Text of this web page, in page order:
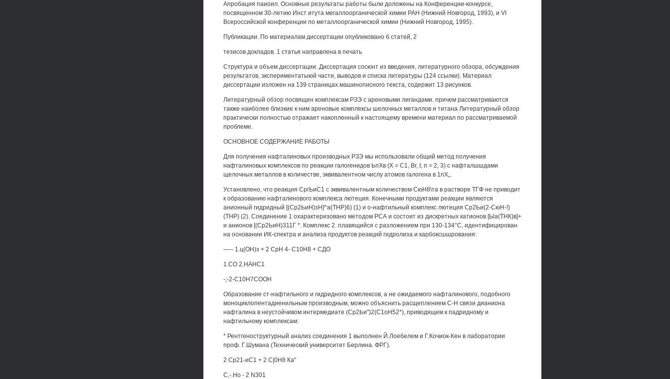
Апробация паиоил. Основные результаты работы были доложены на Конференции-конкурсе,
посвященном 30-летию Инст итута мегаллоорганической химии РАН (Нижний Новгород, 1993), и VI
Всероссийской конференции по металлоорганической химии (Нижний Новгород, 1995).
Публикации. По материалам диссертации опубликовано б статей, 2
тезисов докладов. 1 статья направлена в печать
Структура и объем диссертации. Диссертация сосюнт из введения, литературного обзора, обсуждения
результатов, экспериментатыюй части, выводов и списка литературы (124 ссылки). Материал
диссертации изложен на 139 страницах машинописного текста, содержит 13 рисунков.
Литературный обзор посвящен комплексам РЗЭ с ареновыми лигандами. причем рассматриваются
также наиболее близкие к ним ареновые комплексы шелочных металлов и титана Литературный обзор
практически полностью отражает накопленный к настоящему времени материал по рассматриваемой
проблеме.
ОСНОВНОЕ СОДЕРЖАНИЕ РАБОТЫ
Для получения нафталиновых производных РЗЭ мы использовали общий метод получения
нафталиновых комплексов по реакции галогенидов ЬпХв (X = С1, Вг, I; п = 2, 3) с нафталшшдами
щелочных металлов в количестве, эквивалентном числу атомов галогена в 1пХ„.
Установлено, что реакция СргЬиС1 с эквивалентным количеством СюН8\та в растворе ТГФ не приводит
к образованию нафталинового комплекса лютеция. Конечными продуктами реакции являются
анионный гидридный [(Ср2ЬиН)зН]^а(ТНР)6) (1) и о-нафтильный комплекс лютеция Ср2Ьи(2-СюН-!)
(ТНР) (2). Соединение 1 охарактеризовано методом РСА и состоит из дискретных катионов [Ыа(ТНК)в]+
и анионов [(Ср2ЬиН)311Г *. Комплекс 2. плавящийся с разложением при 130-134°С, идентифицирован
на основании ИК-спектра и анализа продуктов реакций гидролиза и карбоксшшрования:
—-- 1.ц(ОН)з + 2 СрН 4- С10Н8 + СДО
1.СО 2.НАНС1
-;-2-С10Н7СООН
Образование ст-нафтильного и гидридного комплексов, а не ожидаемого нафталинового, подобного
моноциклопентадиенильным производным, можно объяснить расщеплением С-Н связи дианиона
нафталина в неустойчивом интермедиате (Ср2Ьи")2(С1оН52*), приводящем к падридному и
нафтильному комплексам:
* Рентгеноструктурный анализ соединения 1 выполнен Й.Лоебелем и Г.Кочиок-Кен в лаборатории
проф. Г.Шумана (Технический университет Берлина. ФРГ).
2 Ср21-иС1 + 2 С|0Н8 Ка"
С,-.Но - 2 N301